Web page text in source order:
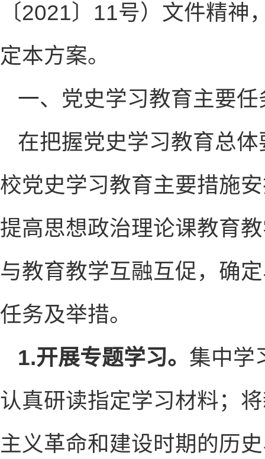
〔2021〕11号）文件精
定本方案。
一、党史学习教育主要
在把握党史学习教育总
校党史学习教育主要措施
提高思想政治理论课教育
与教育教学互融互促，确
任务及举措。
1.开展专题学习。 集中学
认真研读指定学习材料；
主义革命和建设时期的历